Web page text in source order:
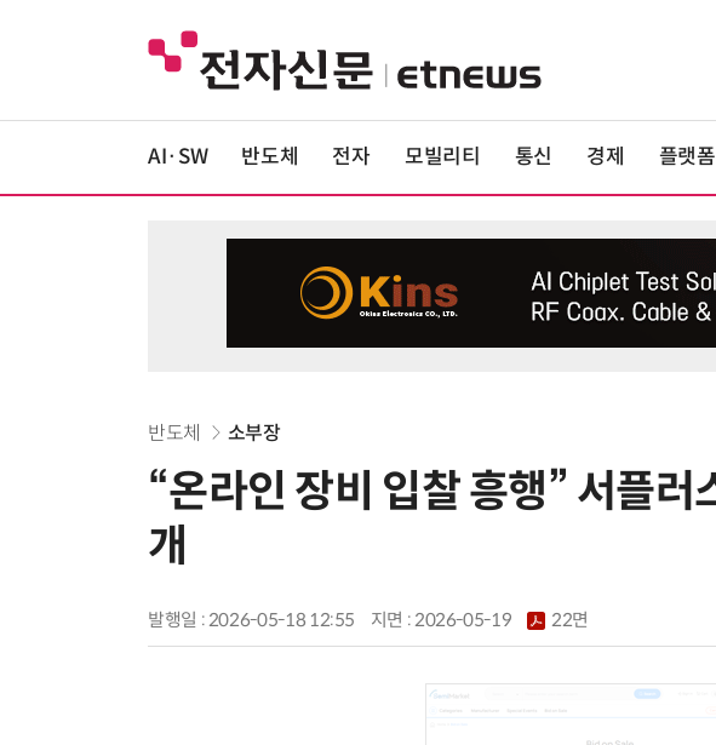
AI·SW 반도체 전자 모빌리티 통신 경제 플랫
반도체 소부장
“온라인 장비 입찰 흥행” 서플러
개
발행일 : 2026-05-18 12:55 지면 :2026-05-19 22면